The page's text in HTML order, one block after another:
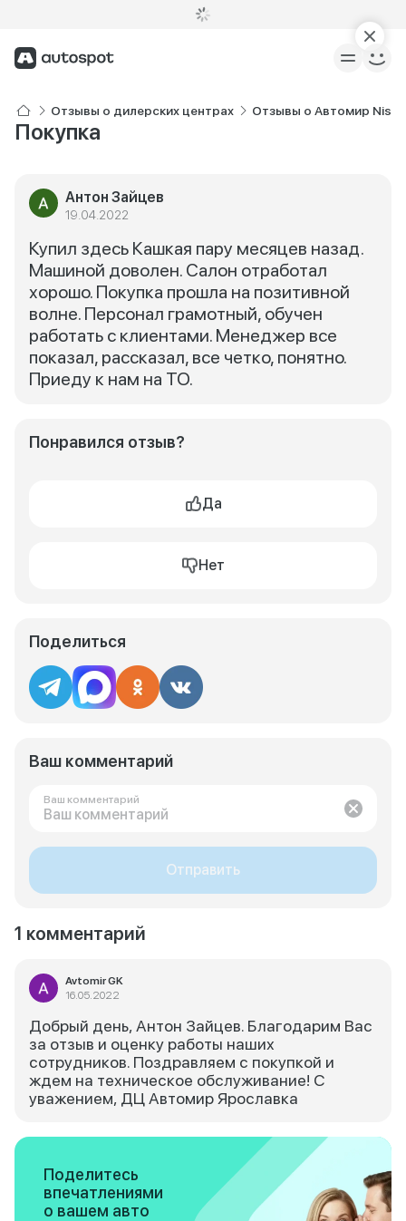
Отзывы о дилерских центрах Отзывы о Автомир
Покупка
Антон Зайцев
19.04.2022
Купил здесь Кашкая пару месяцев назад.
Машиной доволен. Салон отработал
хорошо. Покупка прошла на позитивной
волне. Персонал грамотный, обучен
работать с клиентами. Менеджер все
показал, рассказал, все четко, понятно.
Приеду к нам на ТО.
Понравился отзыв?
Да
Нет
Поделиться
Ваш комментарий
Ваш комментарий
Отправить
1 комментарий
Avtomir GK
16.05.2022
Добрый день, Антон Зайцев. Благодарим Вас
за отзыв и оценку работы наших
сотрудников. Поздравляем с покупкой и
ждем на техническое обслуживание! С
уважением, ДЦ Автомир Ярославка
Поделитесь
впечатлениями
о вашем авто